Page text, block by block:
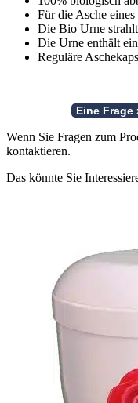
Für die Asche
Die Bio Urne
Die Urne enthält
Reguläre
Wenn Sie Fragen zum
kontaktieren.
Das könnte Sie